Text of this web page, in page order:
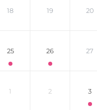
18 19 20
25 26 27
1 2 3